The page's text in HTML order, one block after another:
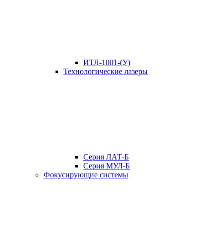
ИТЛ-1001-(У)
Технологические лазеры
Серия ЛАТ-Б
Серия МУЛ-Б
Фокусирующие системы